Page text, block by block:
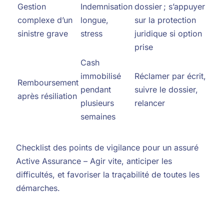
Gestion
complexe d’un
sinistre grave
Indemnisation
longue,
stress
dossier ; s’appuyer
sur la protection
juridique si option
prise
Remboursement
après résiliation
Cash
immobilisé
pendant
plusieurs
semaines
Réclamer par écrit,
suivre le dossier,
relancer
Checklist des points de vigilance pour un assuré
Active Assurance – Agir vite, anticiper les
difficultés, et favoriser la traçabilité de toutes les
démarches.